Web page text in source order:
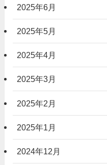
2025年6月
2025年5月
2025年4月
2025年3月
2025年2月
2025年1月
2024年12月